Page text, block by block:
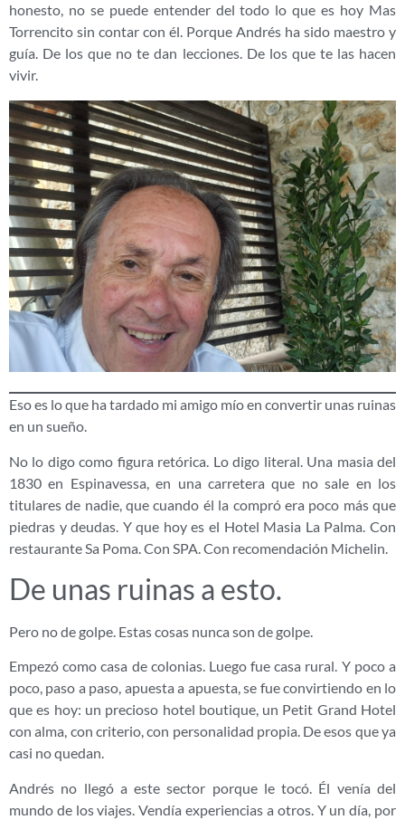
honesto, no se puede entender del todo lo que es hoy Mas
Torrencito sin contar con él. Porque Andrés ha sido maestro y
guía. De los que no te dan lecciones. De los que te las hacen
vivir.
Eso es lo que ha tardado mi amigo mío en convertir unas ruinas
en un sueño.
No lo digo como figura retórica. Lo digo literal. Una masia del
1830 en Espinavessa, en una carretera que no sale en los
titulares de nadie, que cuando él la compró era poco más que
piedras y deudas. Y que hoy es el Hotel Masia La Palma. Con
restaurante Sa Poma. Con SPA. Con recomendación Michelin.
De unas ruinas a esto.
Pero no de golpe. Estas cosas nunca son de golpe.
Empezó como casa de colonias. Luego fue casa rural. Y poco a
poco, paso a paso, apuesta a apuesta, se fue convirtiendo en lo
que es hoy: un precioso hotel boutique, un Petit Grand Hotel
con alma, con criterio, con personalidad propia. De esos que ya
casi no quedan.
Andrés no llegó a este sector porque le tocó. Él venía del
mundo de los viajes. Vendía experiencias a otros. Y un día, por